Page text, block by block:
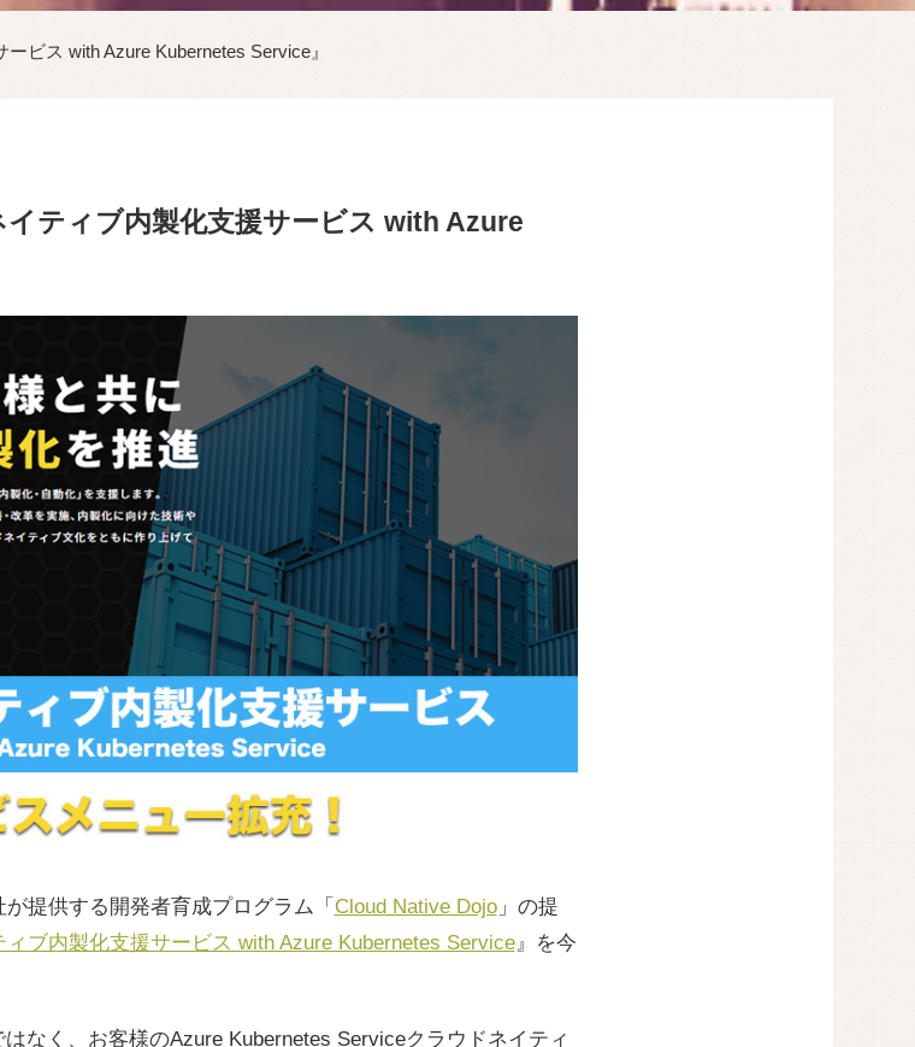
ビス with Azure Kubernetes Service』
ティブ内製化支援サービス with Azure
提供する開発者育成プログラム「 Cloud Native Dojo」の提
ィブ内製化支援サービス with Azure Kubernetes Service』を今
なく、お客様のAzure Kubernetes Serviceクラウドネイティ